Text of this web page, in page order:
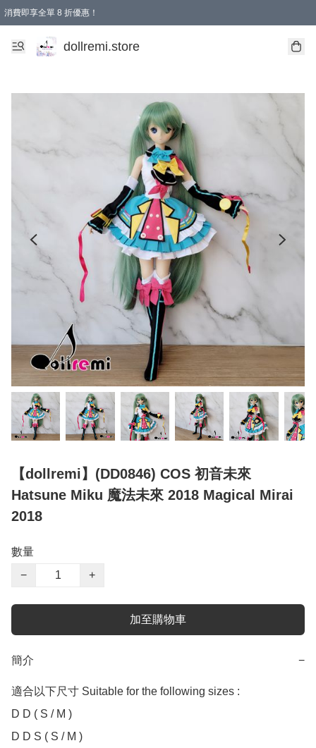
消費即享全單 8 折優惠！
購物滿 HKD 1500.00即享免運費優惠！（適用於 本地送貨、本地取貨、國際送貨 )
dollremi.store
【dollremi】(DD0846) COS 初音未來
Hatsune Miku 魔法未來 2018 Magical Mirai
2018
數量
−
+
加至購物車
簡介 −
適合以下尺寸 Suitable for the following sizes :
D D ( S / M )
D D S ( S / M )